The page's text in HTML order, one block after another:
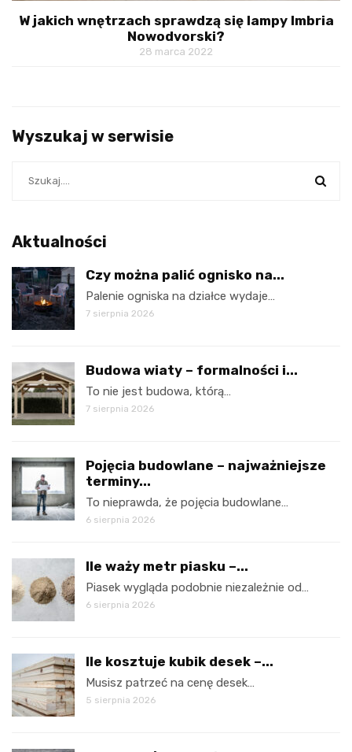
W jakich wnętrzach sprawdzą się lampy Imbria
Nowodvorski?
28 marca 2022
Wyszukaj w serwisie
Aktualności
Czy można palić ognisko na...
Palenie ogniska na działce wydaje…
7 sierpnia 2026
Budowa wiaty – formalności i...
To nie jest budowa, którą…
7 sierpnia 2026
Pojęcia budowlane – najważniejsze
terminy...
To nieprawda, że pojęcia budowlane…
6 sierpnia 2026
Ile waży metr piasku –...
Piasek wygląda podobnie niezależnie od…
6 sierpnia 2026
Ile kosztuje kubik desek –...
Musisz patrzeć na cenę desek…
5 sierpnia 2026